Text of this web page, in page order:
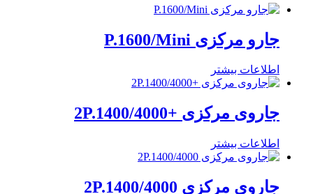
جارو مرکزی P.1600/Mini
اطلاعات بیشتر
جاروی مرکزی +2P.1400/4000
اطلاعات بیشتر
جاروی مرکزی 2P.1400/4000